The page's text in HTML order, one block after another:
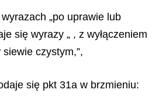
„po uprawie lub
się wyrazy „ , z wyłączeniem
czystym,”,
się pkt 31a w brzmieniu: